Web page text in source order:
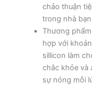
chảo thuận
trong nhà
Thương
hợp với
sillicon làm
chắc khỏe và
sự nóng mỗi